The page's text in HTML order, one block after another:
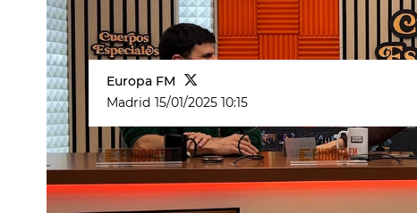
Europa FM
Madrid 15/01/2025 10:15
El cantanteRodrigo Cuevasse ha
para recordar sus tiempos como
espectáculos de su
La Romería